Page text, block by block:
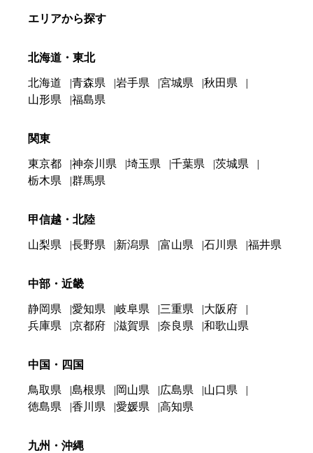
エリアから探す
北海道・東北
北海道 青森県 岩手県 宮城県
秋田県
山形県
福島県
関東
東京都 神奈川県 埼玉県 千葉県
茨城県
栃木県
群馬県
甲信越・北陸
山梨県 長野県 新潟県 富山県 石川県 福井県
中部・近畿
静岡県 愛知県 岐阜県 三重県
大阪府
兵庫県
京都府 滋賀県 奈良県 和歌山県
中国・四国
鳥取県 島根県 岡山県 広島県
山口県
徳島県
香川県 愛媛県 高知県
九州・沖縄